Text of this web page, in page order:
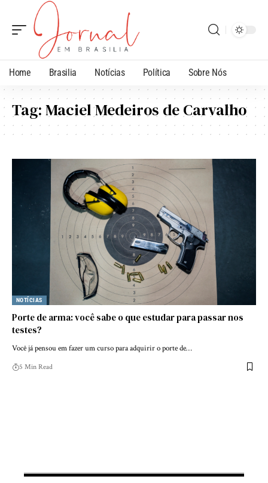
Home Brasilia Notícias Política Sobre Nós
Tag:Maciel Medeiros de Carvalho
NOTÍCIAS
Porte de arma: você sabe o que estudar para passar nos
testes?
Você já pensou em fazer um curso para adquirir o porte de…
5 Min Read